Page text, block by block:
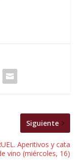
Siguiente
Aperitivos y cata
vino (miércoles, 16)